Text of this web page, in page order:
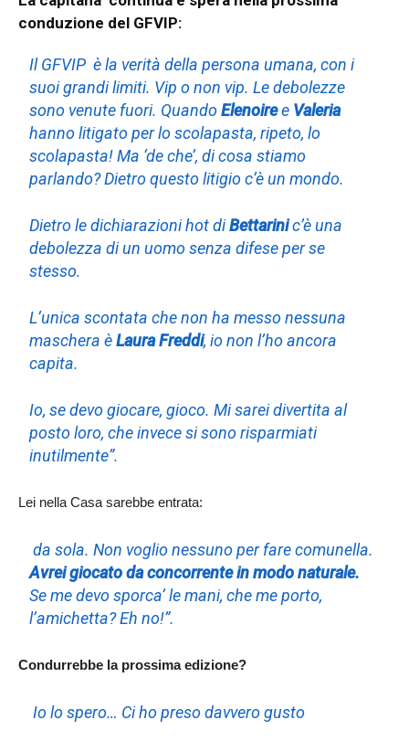
conduzione del GFVIP:
Il GFVIP è la verità della persona umana, con i
suoi grandi limiti. Vip o non vip. Le debolezze
sono venute fuori. QuandoElenoiree Valeria
hanno litigato per lo scolapasta, ripeto, lo
scolapasta! Ma ‘de che’, di cosa stiamo
parlando? Dietro questo litigio c’è un mondo.
Dietro le dichiarazioni hot diBettarinic’è una
debolezza di un uomo senza difese per se
stesso.
L’unica scontata che non ha messo nessuna
maschera èLaura Freddi, io non l’ho ancora
capita.
Io, se devo giocare, gioco. Mi sarei divertita al
posto loro, che invece si sono risparmiati
inutilmente”.
Lei nella Casa sarebbe entrata:
da sola. Non voglio nessuno per fare comunella.
Avrei giocato da concorrente in modo naturale.
Se me devo sporca’ le mani, che me porto,
l’amichetta? Eh no!”.
Condurrebbe la prossima edizione?
Io lo spero… Ci ho preso davvero gusto